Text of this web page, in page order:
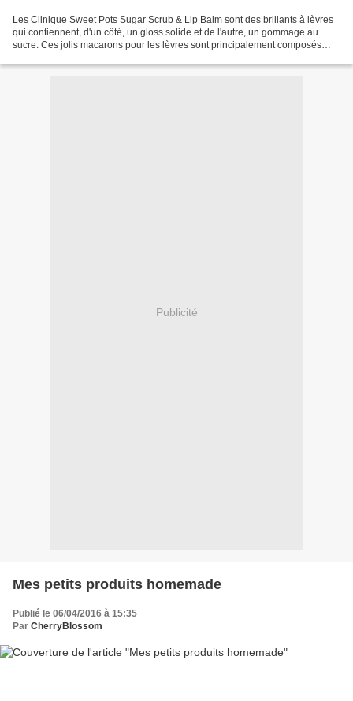
Les Clinique Sweet Pots Sugar Scrub & Lip Balm sont des brillants à lèvres
qui contiennent, d'un côté, un gloss solide et de l'autre, un gommage au
sucre. Ces jolis macarons pour les lèvres sont principalement composés
Publicité
Mes petits produits homemade
Publié le 06/04/2016 à 15:35
Par CherryBlossom